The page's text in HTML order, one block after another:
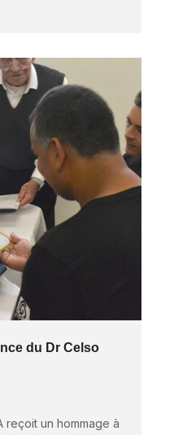
du Dr Celso
reçoit un hommage à